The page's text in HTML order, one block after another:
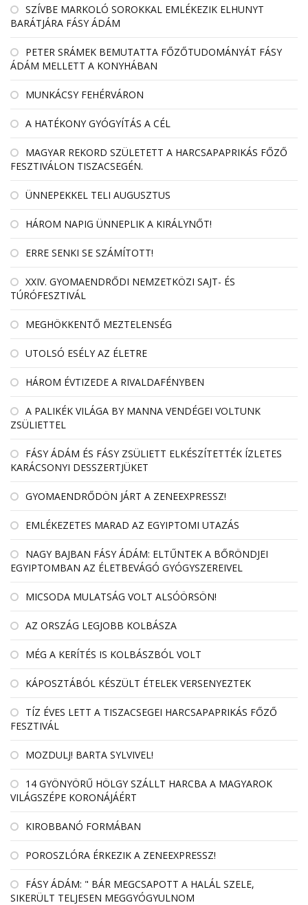
SZÍVBE MARKOLÓ SOROKKAL EMLÉKEZIK ELHUNYT
BARÁTJÁRA FÁSY ÁDÁM
PETER SRÁMEK BEMUTATTA FŐZŐTUDOMÁNYÁT FÁSY
ÁDÁM MELLETT A KONYHÁBAN
MUNKÁCSY FEHÉRVÁRON
A HATÉKONY GYÓGYÍTÁS A CÉL
MAGYAR REKORD SZÜLETETT A HARCSAPAPRIKÁS FŐZŐ
FESZTIVÁLON TISZACSEGÉN.
ÜNNEPEKKEL TELI AUGUSZTUS
HÁROM NAPIG ÜNNEPLIK A KIRÁLYNŐT!
ERRE SENKI SE SZÁMÍTOTT!
XXIV. GYOMAENDRŐDI NEMZETKÖZI SAJT- ÉS
TÚRÓFESZTIVÁL
MEGHÖKKENTŐ MEZTELENSÉG
UTOLSÓ ESÉLY AZ ÉLETRE
HÁROM ÉVTIZEDE A RIVALDAFÉNYBEN
A PALIKÉK VILÁGA BY MANNA VENDÉGEI VOLTUNK
ZSÜLIETTEL
FÁSY ÁDÁM ÉS FÁSY ZSÜLIETT ELKÉSZÍTETTÉK ÍZLETES
KARÁCSONYI DESSZERTJÜKET
GYOMAENDRŐDÖN JÁRT A ZENEEXPRESSZ!
EMLÉKEZETES MARAD AZ EGYIPTOMI UTAZÁS
NAGY BAJBAN FÁSY ÁDÁM: ELTŰNTEK A BŐRÖNDJEI
EGYIPTOMBAN AZ ÉLETBEVÁGÓ GYÓGYSZEREIVEL
MICSODA MULATSÁG VOLT ALSÓÖRSÖN!
AZ ORSZÁG LEGJOBB KOLBÁSZA
MÉG A KERÍTÉS IS KOLBÁSZBÓL VOLT
KÁPOSZTÁBÓL KÉSZÜLT ÉTELEK VERSENYEZTEK
TÍZ ÉVES LETT A TISZACSEGEI HARCSAPAPRIKÁS FŐZŐ
FESZTIVÁL
MOZDULJ! BARTA SYLVIVEL!
14 GYÖNYÖRŰ HÖLGY SZÁLLT HARCBA A MAGYAROK
VILÁGSZÉPE KORONÁJÁÉRT
KIROBBANÓ FORMÁBAN
POROSZLÓRA ÉRKEZIK A ZENEEXPRESSZ!
FÁSY ÁDÁM: " BÁR MEGCSAPOTT A HALÁL SZELE,
SIKERÜLT TELJESEN MEGGYÓGYULNOM